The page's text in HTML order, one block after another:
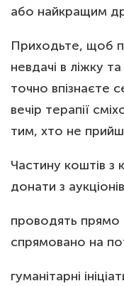
або найкращим
Приходьте, щоб
невдачі в ліжку
точно впізнаєте
вечір терапії
тим, хто не
Частину коштів з
донати з
проводять прямо
спрямовано на
гуманітарні